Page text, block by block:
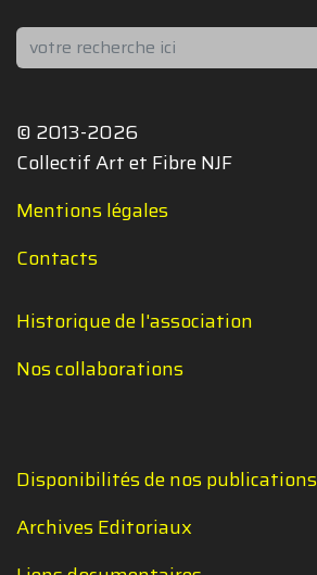
Rechercher
© 2013-2026
Collectif Art et Fibre NJF
Mentions légales
Contacts
Historique de l'association
Nos collaborations
Disponibilités de nos publications
Archives Editoriaux